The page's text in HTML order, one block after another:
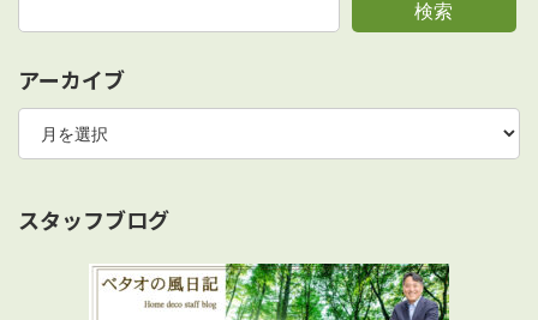
検索
アーカイブ
ア
カ
スタッフブログ